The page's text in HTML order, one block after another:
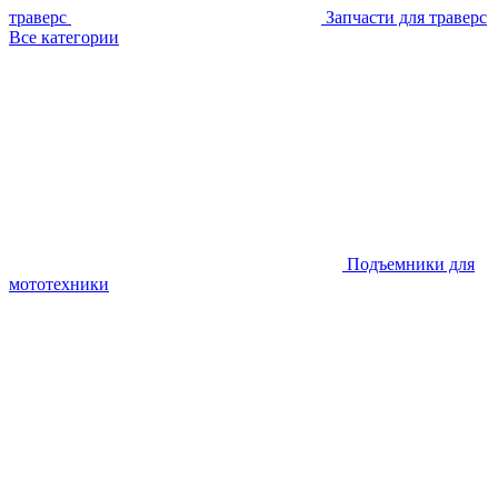
траверс
Запчасти для траверс
Все категории
Подъемники для
мототехники